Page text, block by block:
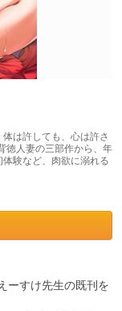
は許しても、心は許さ
徳人妻の三部作から、年
験など、肉欲に溺れる
ーすけ先生の既刊を